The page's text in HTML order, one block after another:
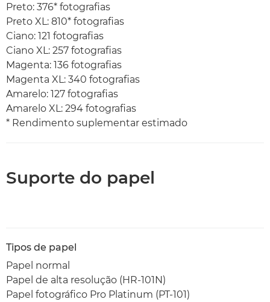
Preto: 376* fotografias
Preto XL: 810* fotografias
Ciano: 121 fotografias
Ciano XL: 257 fotografias
Magenta: 136 fotografias
Magenta XL: 340 fotografias
Amarelo: 127 fotografias
Amarelo XL: 294 fotografias
* Rendimento suplementar estimado
Suporte do papel
Tipos de papel
Papel normal
Papel de alta resolução (HR-101N)
Papel fotográfico Pro Platinum (PT-101)